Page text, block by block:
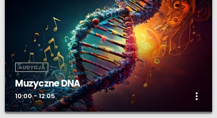
AUDYCJA
Muzyczne DNA
10:00 - 12:05 more_vert